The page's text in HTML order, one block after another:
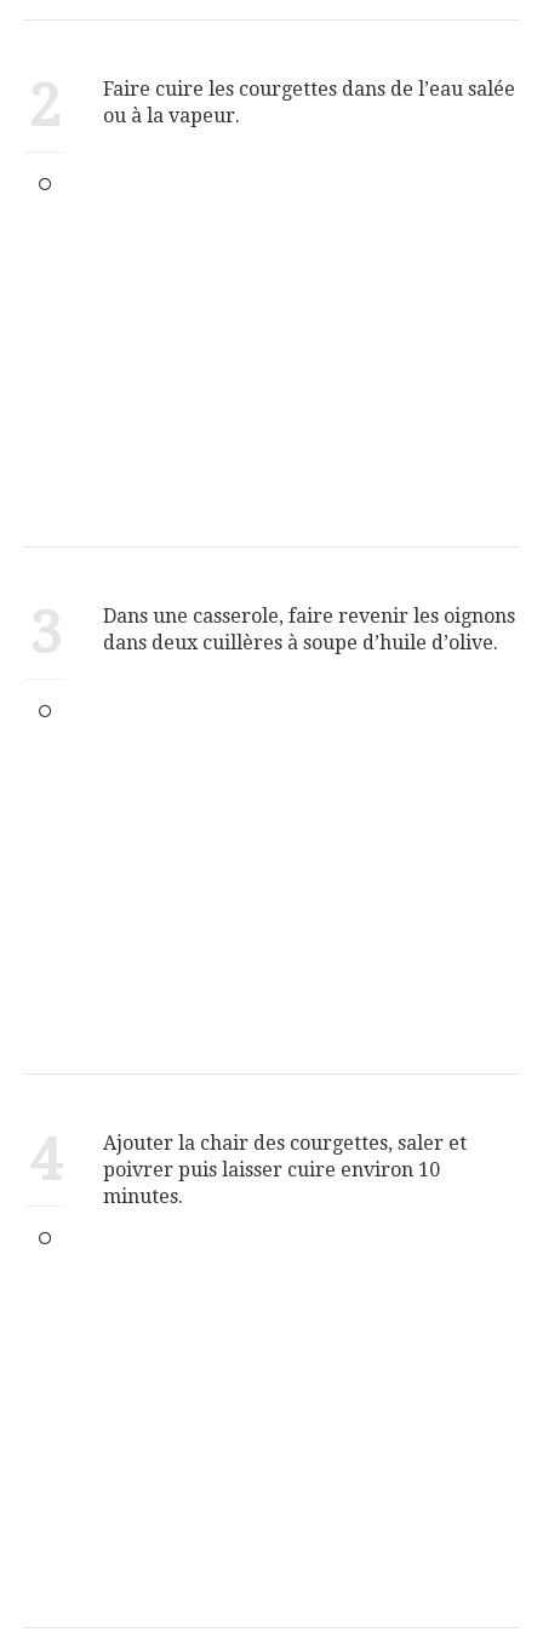
2
Faire cuire les courgettes dans de l’eau salée
ou à la vapeur.
3
Dans une casserole, faire revenir les oignons
dans deux cuillères à soupe d’huile d’olive.
4
Ajouter la chair des courgettes, saler et
poivrer puis laisser cuire environ 10
minutes.